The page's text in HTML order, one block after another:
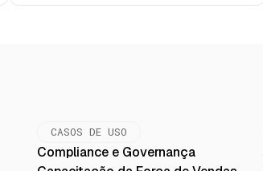
CASOS DE USO
Compliance e Governança